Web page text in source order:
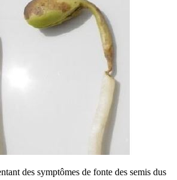
des symptômes de fonte des semis dus